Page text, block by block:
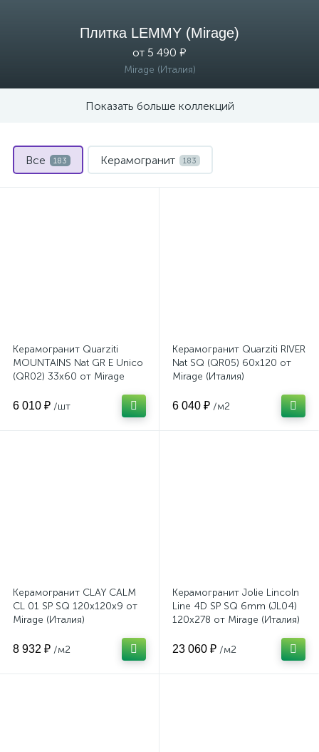
Плитка LEMMY (Mirage)
от 5 490 ₽
Mirage (Италия)
Показать больше коллекций
Все 183 Керамогранит 183
Керамогранит Quarziti
MOUNTAINS Nat GR E Unico
(QR02) 33x60 от Mirage
6 010 ₽ /шт
Керамогранит Quarziti RIVER
Nat SQ (QR05) 60x120 от
Mirage (Италия)
6 040 ₽ /м2
Керамогранит CLAY CALM
CL 01 SP SQ 120x120x9 от
Mirage (Италия)
8 932 ₽ /м2
Керамогранит Jolie Lincoln
Line 4D SP SQ 6mm (JL04)
120x278 от Mirage (Италия)
23 060 ₽ /м2